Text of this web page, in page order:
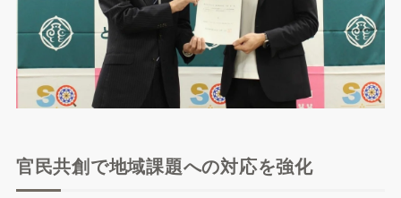
官民共創で地域課題への対応を強化